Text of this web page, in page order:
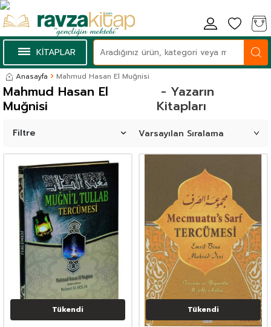
KİTAPLAR
Anasayfa Mahmud Hasan El Muğnisi
- Yazarın
Kitapları
Mahmud Hasan El
Muğnisi
Filtre
Tükendi Tükendi